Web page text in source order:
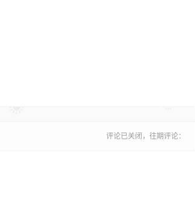
评论已关闭，往期评论：